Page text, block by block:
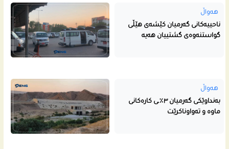
هەواڵ
ناحییه‌كانى گه‌رمیان كێشه‌ى هێڵى
گواستنه‌وه‌ى گشتییان هه‌یه‌
هەواڵ
بەنداوێکی گەرمیان ٣٪ـی کارەکانی
ماوە و تەواوناکرێت